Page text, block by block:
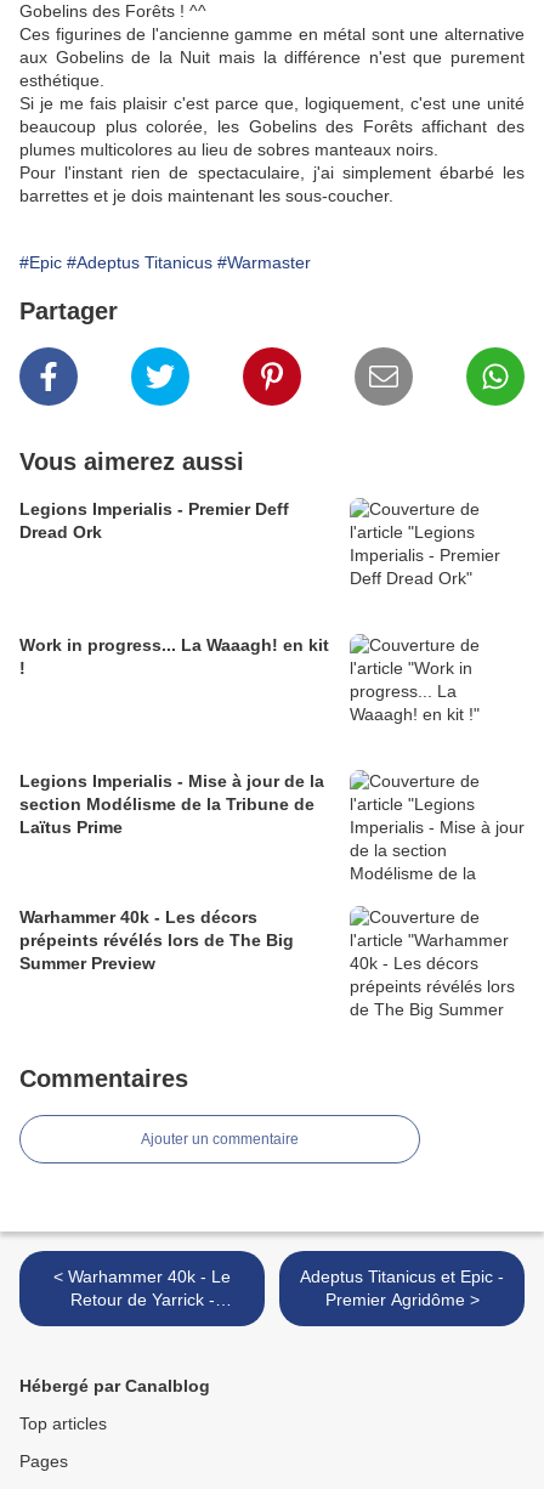
Gobelins des Forêts ! ^^
Ces figurines de l'ancienne gamme en métal sont une alternative
aux Gobelins de la Nuit mais la différence n'est que purement
esthétique.
Si je me fais plaisir c'est parce que, logiquement, c'est une unité
beaucoup plus colorée, les Gobelins des Forêts affichant des
plumes multicolores au lieu de sobres manteaux noirs.
Pour l'instant rien de spectaculaire, j'ai simplement ébarbé les
barrettes et je dois maintenant les sous-coucher.
#Epic #Adeptus Titanicus #Warmaster
Partager
Vous aimerez aussi
Legions Imperialis - Premier Deff
Dread Ork
Work in progress... La Waaagh! en kit
!
Legions Imperialis - Mise à jour de la
section Modélisme de la Tribune de
Laïtus Prime
Warhammer 40k - Les décors
prépeints révélés lors de The Big
Summer Preview
Commentaires
Ajouter un commentaire
< Warhammer 40k - Le
Retour de Yarrick -
Premières impressions
Adeptus Titanicus et Epic -
Premier Agridôme >
Hébergé par Canalblog
Top articles
Pages